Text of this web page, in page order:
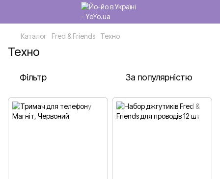
Каталог Fred & Friends Техно
Техно
Фільтр За популярністю